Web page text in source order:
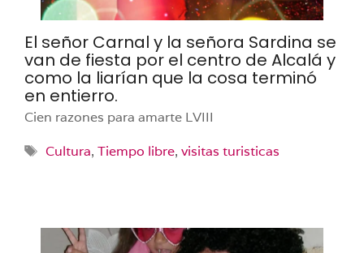
El señor Carnal y la señora Sardina se
van de fiesta por el centro de Alcalá y
como la liarían que la cosa terminó
en entierro.
Cien razones para amarte LVIII
Etiquetas
Cultura, Tiempo libre, visitas turisticas